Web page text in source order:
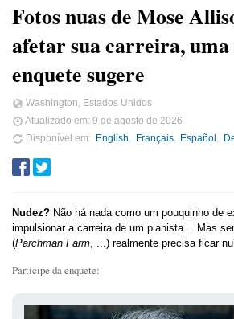
Fotos nuas de Mose
afetar sua carreira, uma
enquete sugere
Washington, Estados Unidos
Atualizado em: 9 de agosto de 2026
Disponível em
English Français Español
Nudez? Não há nada como um pouquinho de
impulsionar a carreira de um pianista… Mas
(Parchman Farm, ...) realmente precisa ficar
Participe da enquete: